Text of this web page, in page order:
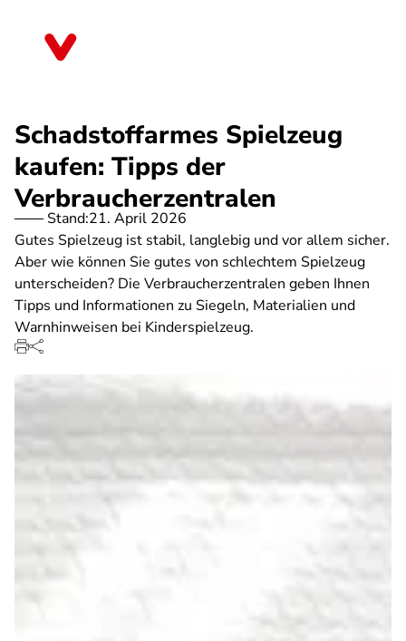
Schadstoffarmes Spielzeug
kaufen: Tipps der
Verbraucherzentralen
Stand:21. April 2026
Gutes Spielzeug ist stabil, langlebig und vor allem sicher.
Aber wie können Sie gutes von schlechtem Spielzeug
unterscheiden? Die Verbraucherzentralen geben Ihnen
Tipps und Informationen zu Siegeln, Materialien und
Warnhinweisen bei Kinderspielzeug.